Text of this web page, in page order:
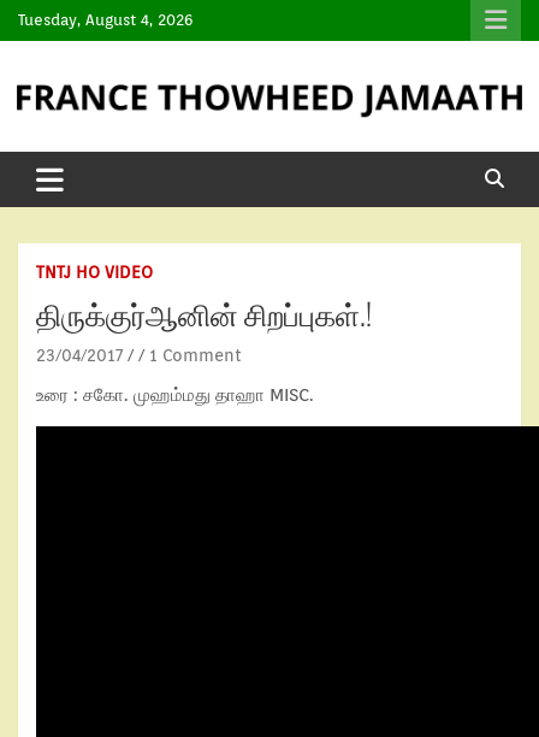
Tuesday, August 4, 2026
TNTJ HO VIDEO
திருக்குர்ஆனின் சிறப்புகள்.!
23/04/2017 1 Comment
உரை : சகோ. முஹம்மது தாஹா MISC.